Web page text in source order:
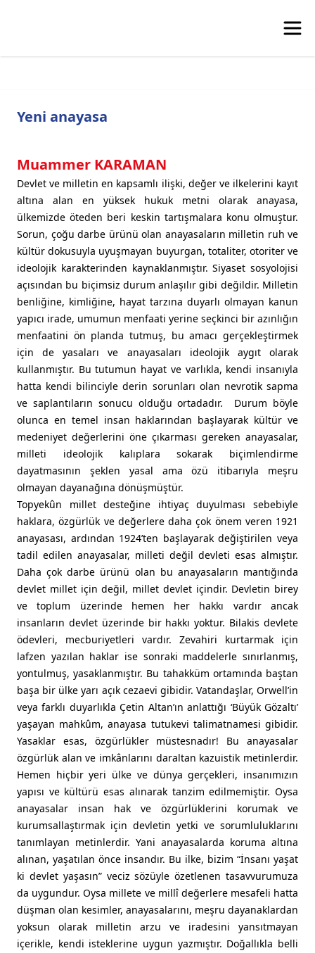
Yeni anayasa
Muammer KARAMAN
Devlet ve milletin en kapsamlı ilişki, değer ve ilkelerini kayıt
altına alan en yüksek hukuk metni olarak anayasa,
ülkemizde öteden beri keskin tartışmalara konu olmuştur.
Sorun, çoğu darbe ürünü olan anayasaların milletin ruh ve
kültür dokusuyla uyuşmayan buyurgan, totaliter, otoriter ve
ideolojik karakterinden kaynaklanmıştır. Siyaset sosyolojisi
açısından bu biçimsiz durum anlaşılır gibi değildir. Milletin
benliğine, kimliğine, hayat tarzına duyarlı olmayan kanun
yapıcı irade, umumun menfaati yerine seçkinci bir azınlığın
menfaatini ön planda tutmuş, bu amacı gerçekleştirmek
için de yasaları ve anayasaları ideolojik aygıt olarak
kullanmıştır. Bu tutumun hayat ve varlıkla, kendi insanıyla
hatta kendi bilinciyle derin sorunları olan nevrotik sapma
ve saplantıların sonucu olduğu ortadadır. Durum böyle
olunca en temel insan haklarından başlayarak kültür ve
medeniyet değerlerini öne çıkarması gereken anayasalar,
milleti ideolojik kalıplara sokarak biçimlendirme
dayatmasının şeklen yasal ama özü itibarıyla meşru
olmayan dayanağına dönüşmüştür.
Topyekûn millet desteğine ihtiyaç duyulması sebebiyle
haklara, özgürlük ve değerlere daha çok önem veren 1921
anayasası, ardından 1924’ten başlayarak değiştirilen veya
tadil edilen anayasalar, milleti değil devleti esas almıştır.
Daha çok darbe ürünü olan bu anayasaların mantığında
devlet millet için değil, millet devlet içindir. Devletin birey
ve toplum üzerinde hemen her hakkı vardır ancak
insanların devlet üzerinde bir hakkı yoktur. Bilakis devlete
ödevleri, mecburiyetleri vardır. Zevahiri kurtarmak için
lafzen yazılan haklar ise sonraki maddelerle sınırlanmış,
yontulmuş, yasaklanmıştır. Bu tahakküm ortamında baştan
başa bir ülke yarı açık cezaevi gibidir. Vatandaşlar, Orwell’in
veya farklı duyarlıkla Çetin Altan’ın anlattığı ‘Büyük Gözaltı’
yaşayan mahkûm, anayasa tutukevi talimatnamesi gibidir.
Yasaklar esas, özgürlükler müstesnadır! Bu anayasalar
özgürlük alan ve imkânlarını daraltan kazuistik metinlerdir.
Hemen hiçbir yeri ülke ve dünya gerçekleri, insanımızın
yapısı ve kültürü esas alınarak tanzim edilmemiştir. Oysa
anayasalar insan hak ve özgürlüklerini korumak ve
kurumsallaştırmak için devletin yetki ve sorumluluklarını
tanımlayan metinlerdir. Yani anayasalarda koruma altına
alınan, yaşatılan önce insandır. Bu ilke, bizim “İnsanı yaşat
ki devlet yaşasın” veciz sözüyle özetlenen tasavvurumuza
da uygundur. Oysa millete ve millî değerlere mesafeli hatta
düşman olan kesimler, anayasalarını, meşru dayanaklardan
yoksun olarak milletin arzu ve iradesini yansıtmayan
içerikle, kendi isteklerine uygun yazmıştır. Doğallıkla belli